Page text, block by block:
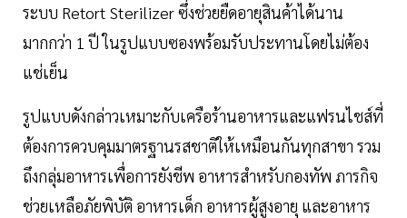
ระบบ Retort Sterilizer ซึ่งช่วยยืดอายุสินค้าได้นาน
มากกว่า 1 ปี ในรูปแบบซองพร้อมรับประทานโดยไม่ต้อง
แช่เย็น
รูปแบบดังกล่าวเหมาะกับเครือร้านอาหารและแฟรนไชส์ที่
ต้องการควบคุมมาตรฐานรสชาติให้เหมือนกันทุกสาขา รวม
ถึงกลุ่มอาหารเพื่อการยังชีพ อาหารสำหรับกองทัพ ภารกิจ
ช่วยเหลือภัยพิบัติ อาหารเด็ก อาหารผู้สูงอายุ และอาหาร